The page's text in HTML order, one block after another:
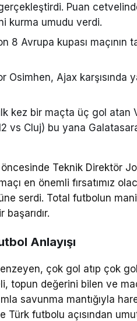
Puan
kurma umudu verdi.
8 Avrupa kupası
Osimhen, Ajax
kez bir maçta üç gol atan
vs Cluj) bu yana
Teknik Direktör
en önemli fırsatımız
serdi. Total futbolun
Anlayışı
çok gol atıp çok
topun değerini bilen ve
savunma mantığıyla
Türk futbolu açısından